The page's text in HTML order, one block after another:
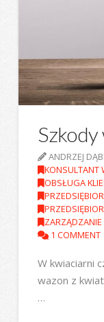
ANDRZEJ
KONSULTANT
OBSŁUGA
ZARZĄDZANIE
1 COMMENT
W kwiaciarni
wazon z
…